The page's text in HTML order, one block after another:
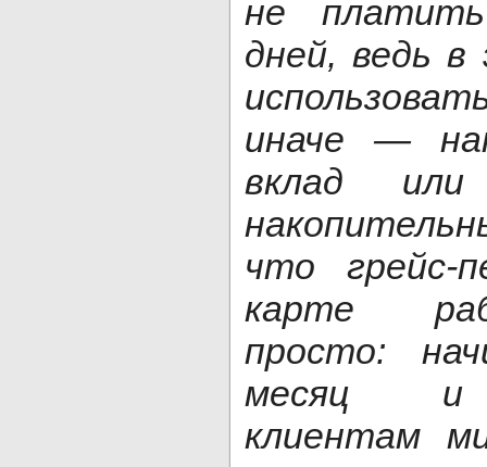
не
дней, ведь
иначе —
вклад
что грейс-
карте
просто:
месяц и
клиентам